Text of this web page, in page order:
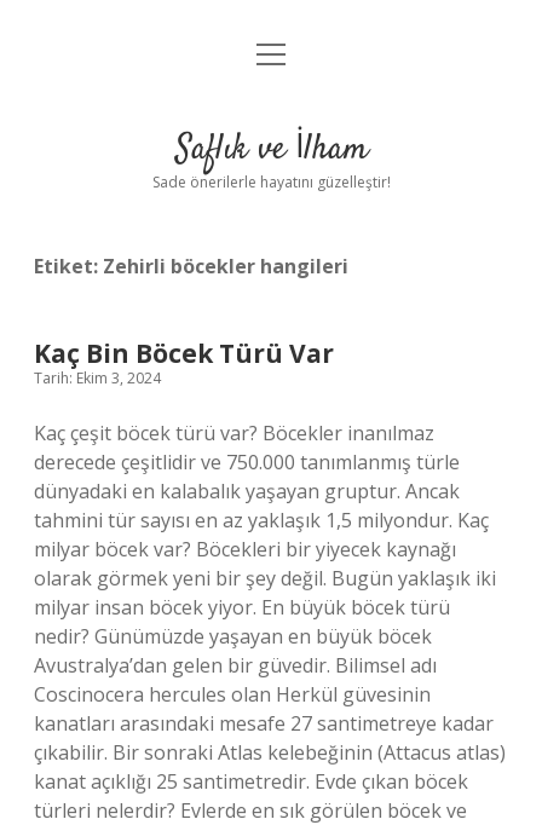
Anasayfa
Yasal Uyarı
menüyü
Saflık ve İlham
Sade önerilerle hayatını güzelleştir!
Etiket: Zehirli böcekler hangileri
Kaç Bin Böcek Türü Var
Tarih: Ekim 3, 2024
Kaç çeşit böcek türü var? Böcekler inanılmaz
derecede çeşitlidir ve 750.000 tanımlanmış türle
dünyadaki en kalabalık yaşayan gruptur. Ancak
tahmini tür sayısı en az yaklaşık 1,5 milyondur. Kaç
milyar böcek var? Böcekleri bir yiyecek kaynağı
olarak görmek yeni bir şey değil. Bugün yaklaşık iki
milyar insan böcek yiyor. En büyük böcek türü
nedir? Günümüzde yaşayan en büyük böcek
Avustralya’dan gelen bir güvedir. Bilimsel adı
Coscinocera hercules olan Herkül güvesinin
kanatları arasındaki mesafe 27 santimetreye kadar
çıkabilir. Bir sonraki Atlas kelebeğinin (Attacus atlas)
kanat açıklığı 25 santimetredir. Evde çıkan böcek
türleri nelerdir? Evlerde en sık görülen böcek ve